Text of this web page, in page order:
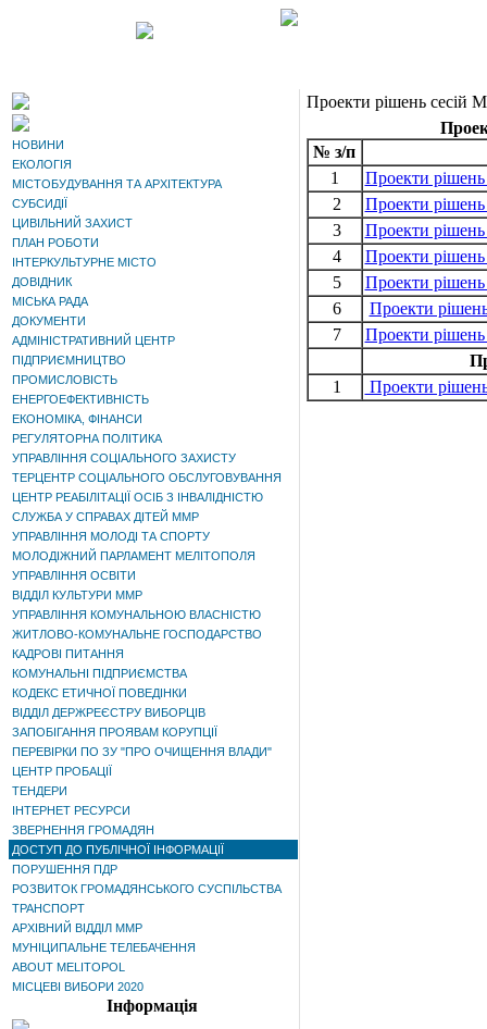
НОВИНИ
ЕКОЛОГІЯ
МІСТОБУДУВАННЯ ТА АРХІТЕКТУРА
СУБСИДІЇ
ЦИВІЛЬНИЙ ЗАХИСТ
ПЛАН РОБОТИ
ІНТЕРКУЛЬТУРНЕ МІСТО
ДОВІДНИК
МІСЬКА РАДА
ДОКУМЕНТИ
АДМІНІСТРАТИВНИЙ ЦЕНТР
ПІДПРИЄМНИЦТВО
ПРОМИСЛОВІСТЬ
ЕНЕРГОЕФЕКТИВНІСТЬ
ЕКОНОМІКА, ФІНАНСИ
РЕГУЛЯТОРНА ПОЛІТИКА
УПРАВЛІННЯ СОЦІАЛЬНОГО ЗАХИСТУ
ТЕРЦЕНТР СОЦІАЛЬНОГО ОБСЛУГОВУВАННЯ
ЦЕНТР РЕАБІЛІТАЦІЇ ОСІБ З ІНВАЛІДНІСТЮ
СЛУЖБА У СПРАВАХ ДІТЕЙ ММР
УПРАВЛІННЯ МОЛОДІ ТА СПОРТУ
МОЛОДІЖНИЙ ПАРЛАМЕНТ МЕЛІТОПОЛЯ
УПРАВЛІННЯ ОСВІТИ
ВІДДІЛ КУЛЬТУРИ ММР
УПРАВЛІННЯ КОМУНАЛЬНОЮ ВЛАСНІСТЮ
ЖИТЛОВО-КОМУНАЛЬНЕ ГОСПОДАРСТВО
КАДРОВІ ПИТАННЯ
КОМУНАЛЬНІ ПІДПРИЄМСТВА
КОДЕКС ЕТИЧНОЇ ПОВЕДІНКИ
ВІДДІЛ ДЕРЖРЕЄСТРУ ВИБОРЦІВ
ЗАПОБІГАННЯ ПРОЯВАМ КОРУПЦІЇ
ПЕРЕВІРКИ ПО ЗУ "ПРО ОЧИЩЕННЯ ВЛАДИ"
ЦЕНТР ПРОБАЦІЇ
ТЕНДЕРИ
ІНТЕРНЕТ РЕСУРСИ
ЗВЕРНЕННЯ ГРОМАДЯН
ДОСТУП ДО ПУБЛІЧНОЇ ІНФОРМАЦІЇ
ПОРУШЕННЯ ПДР
РОЗВИТОК ГРОМАДЯНСЬКОГО СУСПІЛЬСТВА
ТРАНСПОРТ
АРХІВНИЙ ВІДДІЛ ММР
МУНІЦИПАЛЬНЕ ТЕЛЕБАЧЕННЯ
ABOUT MELITOPOL
МІСЦЕВІ ВИБОРИ 2020
Інформація
Проекти рішень сесій
№ з/п
1
Проекти рішень
2
Проекти рішень
3
Проекти рішень
4
Проекти рішень
5
Проекти рішень
6
Проекти
7
Проекти рішень
1
Проекти